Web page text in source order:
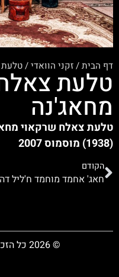
דף הבית/זקני הוואדי/
טלעת
מחאג'נה
(1938) מוסמוס 2007
הקודם
© 2026 כל הזכויות שמורות לשי אלוני